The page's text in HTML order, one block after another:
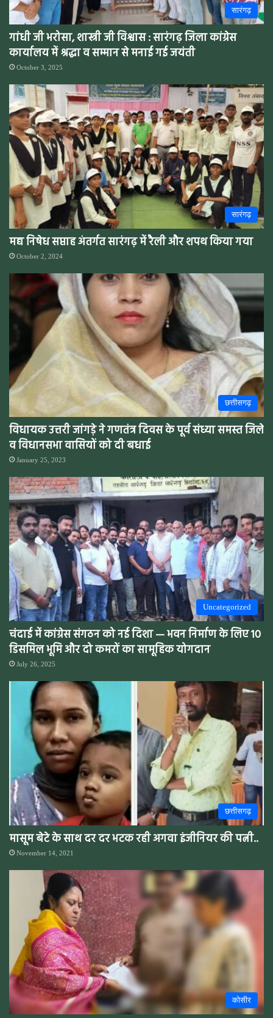
सारंगढ़
गांधी जी भरोसा, शास्त्री जी विश्वास : सारंगढ़ जिला कांग्रेस
कार्यालय में श्रद्धा व सम्मान से मनाई गई जयंती
October 3, 2025
सारंगढ़
मद्य निषेध सप्ताह अंतर्गत सारंगढ़ में रैली और शपथ किया गया
October 2, 2024
छत्तीसगढ़
विधायक उत्तरी जांगड़े ने गणतंत्र दिवस के पूर्व संध्या समस्त जिले
व विधानसभा वासियों को दी बधाई
January 25, 2023
Uncategorized
चंदाई में कांग्रेस संगठन को नई दिशा — भवन निर्माण के लिए 10
डिसमिल भूमि और दो कमरों का सामूहिक योगदान
July 26, 2025
छत्तीसगढ़
मासूम बेटे के साथ दर दर भटक रही अगवा इंजीनियर की पत्नी..
November 14, 2021
कोसीर